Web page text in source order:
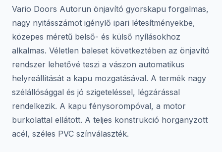
Vario Doors Autorun önjavító gyorskapu forgalmas,
nagy nyitásszámot igénylő ipari létesítményekbe,
közepes méretű belső- és külső nyílásokhoz
alkalmas. Véletlen baleset következtében az önjavító
rendszer lehetővé teszi a vászon automatikus
helyreállítását a kapu mozgatásával. A termék nagy
szélállósággal és jó szigeteléssel, légzárással
rendelkezik. A kapu fénysorompóval, a motor
burkolattal ellátott. A teljes konstrukció horganyzott
acél, széles PVC színválaszték.